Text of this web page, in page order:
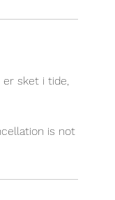
er sket i tide,
is not